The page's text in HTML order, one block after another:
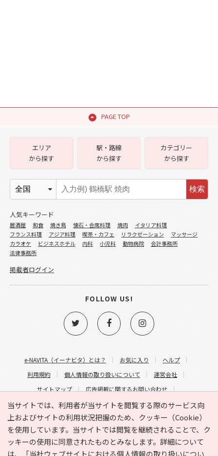
PAGE TOP
当サイトでは、利用者が当サイトを閲覧する際のサービス向
上およびサイトの利用状況把握のため、クッキー（Cookie）
を使用しています。当サイトでは閲覧を継続されることで、ク
ッキーの使用に同意されたものとみなします。詳細について
は、
「当社ウェブサイトにおける個人情報の取り扱いについ
e-NAVITA（イーナビタ）とは？ お気に入り
ヘルプ
利用規約
個人情報の取り扱いについて
運営会社
サイトマップ
広告掲載に関するお問い合わせ
サイトの内容に関するお問い合わせ
エリア
から探す
駅・路線
から探す
カテゴリー
から探す
検索
人気キーワード
居酒屋 和食 焼き鳥 懐石・会席料理 焼肉
イタリア料理
フランス料理
アジア料理 喫茶・カフェ リラクゼーション
マッサージ
カラオケ
ビジネスホテル 内科 小児科 動物病院
会計事務所
法律事務所
掲載者ログイン
FOLLOW US!